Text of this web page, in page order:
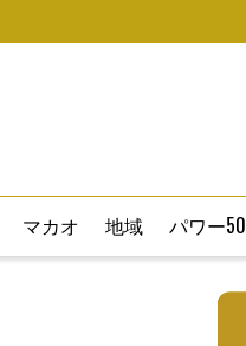
マカオ 地域 パワー50